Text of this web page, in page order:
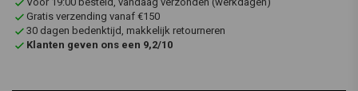
Gratis verzending vanaf €150
30 dagen bedenktijd, makkelijk retourneren
Klanten geven ons een 9,2/10